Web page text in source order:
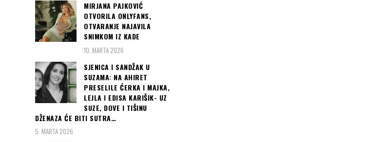
MIRJANA PAJKOVIĆ
OTVORILA ONLYFANS,
OTVARANJE NAJAVILA
SNIMKOM IZ KADE
10. MARTA 2026
SJENICA I SANDŽAK U
SUZAMA: NA AHIRET
PRESELILE ĆERKA I MAJKA,
LEJLA I EDISA KARIŠIK- UZ
SUZE, DOVE I TIŠINU
DŽENAZA ĆE BITI SUTRA…
5. MARTA 2026